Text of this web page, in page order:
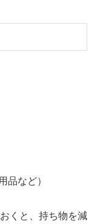
品など）
くと、持ち物を減